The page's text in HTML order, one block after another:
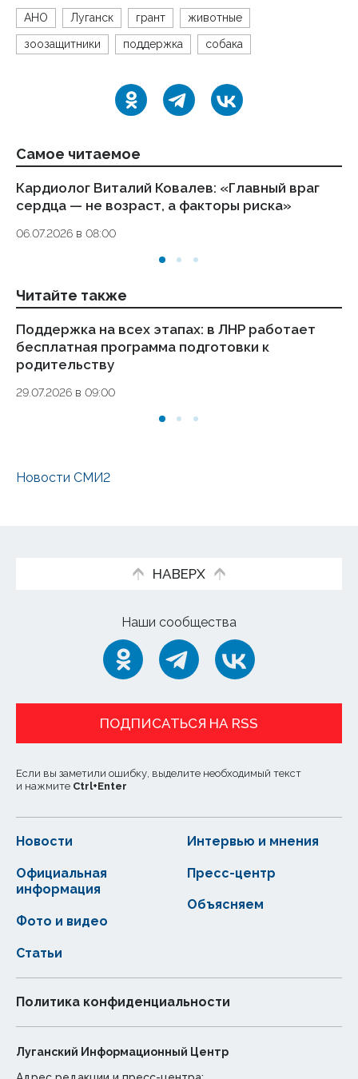
АНО Луганск грант животные
зоозащитники поддержка собака
Самое читаемое
Кардиолог Виталий Ковалев: «Главный враг
сердца — не возраст, а факторы риска»
06.07.2026 в 08:00
Читайте также
Поддержка на всех этапах: в ЛНР работает
бесплатная программа подготовки к
родительству
29.07.2026 в 09:00
Новости СМИ2
НАВЕРХ
Наши сообщества
ПОДПИСАТЬСЯ НА RSS
Если вы заметили ошибку, выделите необходимый текст
и нажмите Ctrl+Enter
Новости
Статьи
Официальная
информация
Интервью и мнения
Фото и видео
Пресс-центр
Объясняем
Политика конфиденциальности
Луганский Информационный Центр